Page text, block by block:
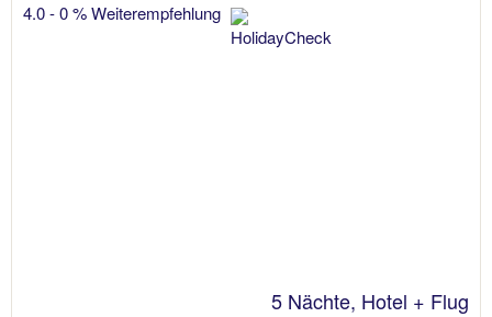
4.0 - 0 % Weiterempfehlung
5 Nächte, Hotel + Flug